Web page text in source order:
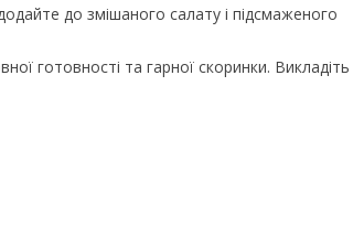
до змішаного салату і підсмаженого
готовності та гарної скоринки. Викладіть